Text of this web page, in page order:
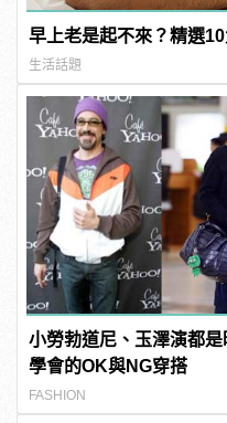
早上老是起不來？精選
生活話題
小勞勃道尼、玉澤演都
學會的OK與NG穿搭
FASHION